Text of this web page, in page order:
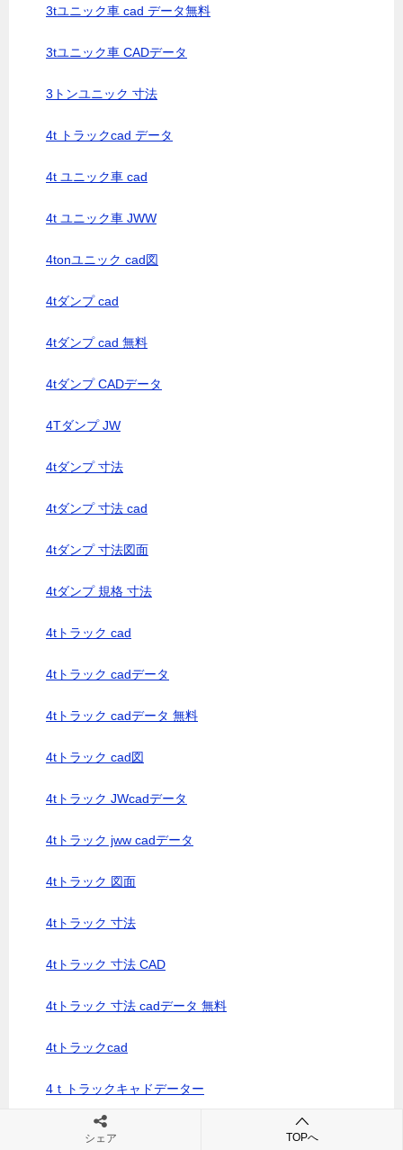
3tユニック車 cad データ無料
3tユニック車 CADデータ
3トンユニック 寸法
4t トラックcad データ
4t ユニック車 cad
4t ユニック車 JWW
4tonユニック cad図
4tダンプ cad
4tダンプ cad 無料
4tダンプ CADデータ
4Tダンプ JW
4tダンプ 寸法
4tダンプ 寸法 cad
4tダンプ 寸法図面
4tダンプ 規格 寸法
4tトラック cad
4tトラック cadデータ
4tトラック cadデータ 無料
4tトラック cad図
4tトラック JWcadデータ
4tトラック jww cadデータ
4tトラック 図面
4tトラック 寸法
4tトラック 寸法 CAD
4tトラック 寸法 cadデータ 無料
4tトラックcad
4ｔトラックキャドデーター
4tトラック図面
シェア TOPへ